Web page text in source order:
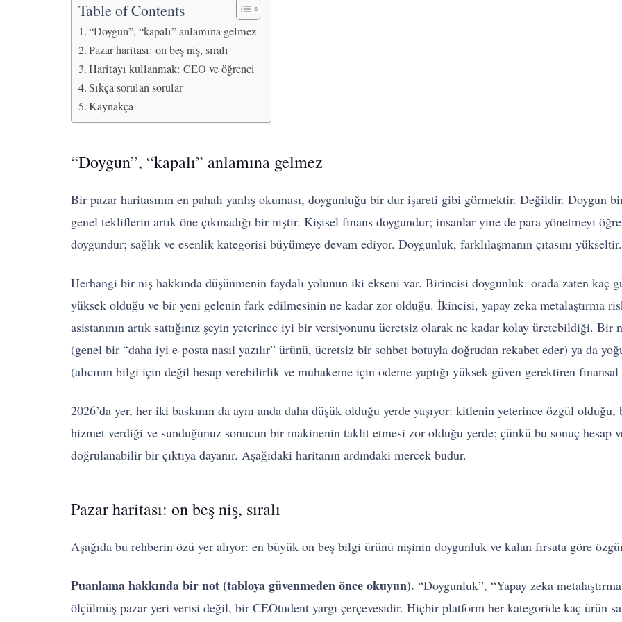
Table of Contents
“Doygun”, “kapalı” anlamına gelmez
Pazar haritası: on beş niş, sıralı
Haritayı kullanmak: CEO ve öğrenci
Sıkça sorulan sorular
Kaynakça
“Doygun”, “kapalı” anlamına gelmez
Bir pazar haritasının en pahalı yanlış okuması, doygunluğu bir dur işareti gibi görmektir. Değildir. Doygun
genel tekliflerin artık öne çıkmadığı bir niştir. Kişisel finans doygundur; insanlar yine de para yönetmeyi
doygundur; sağlık ve esenlik kategorisi büyümeye devam ediyor. Doygunluk, farklılaşmanın çıtasını
Herhangi bir niş hakkında düşünmenin faydalı yolunun iki ekseni var. Birincisi doygunluk: orada zaten kaç
yüksek olduğu ve bir yeni gelenin fark edilmesinin ne kadar zor olduğu. İkincisi, yapay zeka metalaştırma
asistanının artık sattığınız şeyin yeterince iyi bir versiyonunu ücretsiz olarak ne kadar kolay üretebildiği.
(genel bir “daha iyi e-posta nasıl yazılır” ürünü, ücretsiz bir sohbet botuyla doğrudan rekabet eder) ya da
(alıcının bilgi için değil hesap verebilirlik ve muhakeme için ödeme yaptığı yüksek-güven gerektiren
2026’da yer, her iki baskının da aynı anda daha düşük olduğu yerde yaşıyor: kitlenin yeterince özgül olduğu,
hizmet verdiği ve sunduğunuz sonucun bir makinenin taklit etmesi zor olduğu yerde; çünkü bu sonuç hesap
doğrulanabilir bir çıktıya dayanır. Aşağıdaki haritanın ardındaki mercek budur.
Pazar haritası: on beş niş, sıralı
Aşağıda bu rehberin özü yer alıyor: en büyük on beş bilgi ürünü nişinin doygunluk ve kalan fırsata göre
Puanlama hakkında bir not (tabloya güvenmeden önce okuyun). “Doygunluk”, “Yapay zeka
ölçülmüş pazar yeri verisi değil, bir CEOtudent yargı çerçevesidir. Hiçbir platform her kategoride kaç ürün